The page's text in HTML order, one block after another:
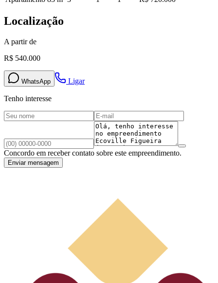
Localização
A partir de
R$ 540.000
WhatsApp Ligar
Tenho interesse
Concordo em receber contato sobre este empreendimento.
Enviar mensagem